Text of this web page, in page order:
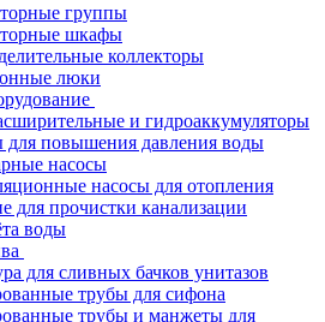
группы
шкафы
коллекторы
люки
и гидроаккумуляторы
для повышения давления воды
насосы
насосы для отопления
для прочистки канализации
воды
для сливных бачков унитазов
трубы для сифона
трубы и манжеты для